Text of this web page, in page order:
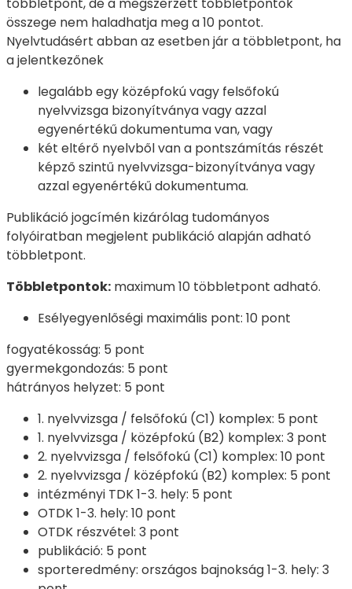
összege nem haladhatja meg a 10 pontot.
Nyelvtudásért abban az esetben jár a többletpont, ha
a jelentkezőnek
legalább egy középfokú vagy felsőfokú
nyelvvizsga bizonyítványa vagy azzal
egyenértékű dokumentuma van, vagy
két eltérő nyelvből van a pontszámítás részét
képző szintű nyelvvizsga-bizonyítványa vagy
azzal egyenértékű dokumentuma.
Publikáció jogcímén kizárólag tudományos
folyóiratban megjelent publikáció alapján adható
többletpont.
Többletpontok: maximum 10 többletpont adható.
Esélyegyenlőségi maximális pont: 10 pont
fogyatékosság: 5 pont
gyermekgondozás: 5 pont
hátrányos helyzet: 5 pont
1. nyelvvizsga / felsőfokú (C1) komplex: 5 pont
1. nyelvvizsga / középfokú (B2) komplex: 3 pont
2. nyelvvizsga / felsőfokú (C1) komplex: 10 pont
2. nyelvvizsga / középfokú (B2) komplex: 5 pont
intézményi TDK 1-3. hely: 5 pont
OTDK 1-3. hely: 10 pont
OTDK részvétel: 3 pont
publikáció: 5 pont
sporteredmény: országos bajnokság 1-3. hely: 3